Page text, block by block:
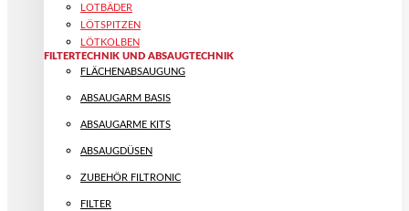
LOTBÄDER
LÖTSPITZEN
LÖTKOLBEN
FILTERTECHNIK UND ABSAUGTECHNIK
FLÄCHENABSAUGUNG
ABSAUGARM BASIS
ABSAUGARME KITS
ABSAUGDÜSEN
ZUBEHÖR FILTRONIC
FILTER